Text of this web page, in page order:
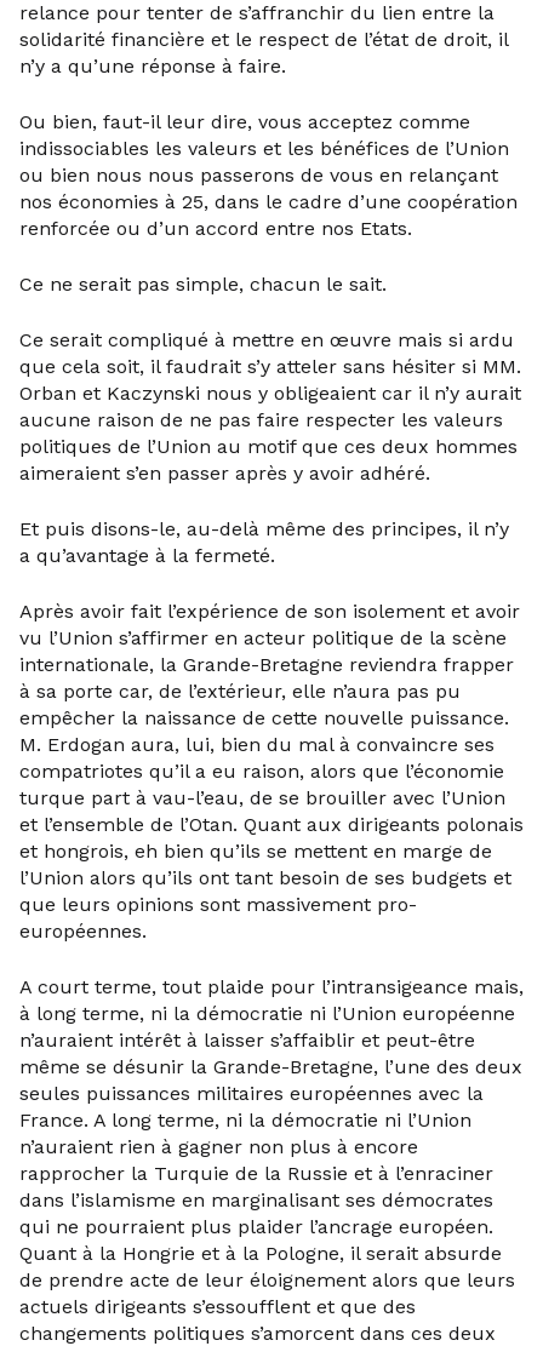
relance pour tenter de s’affranchir du lien entre la
solidarité financière et le respect de l’état de droit, il
n’y a qu’une réponse à faire.
Ou bien, faut-il leur dire, vous acceptez comme
indissociables les valeurs et les bénéfices de l’Union
ou bien nous nous passerons de vous en relançant
nos économies à 25, dans le cadre d’une coopération
renforcée ou d’un accord entre nos Etats.
Ce ne serait pas simple, chacun le sait.
Ce serait compliqué à mettre en œuvre mais si ardu
que cela soit, il faudrait s’y atteler sans hésiter si MM.
Orban et Kaczynski nous y obligeaient car il n’y aurait
aucune raison de ne pas faire respecter les valeurs
politiques de l’Union au motif que ces deux hommes
aimeraient s’en passer après y avoir adhéré.
Et puis disons-le, au-delà même des principes, il n’y
a qu’avantage à la fermeté.
Après avoir fait l’expérience de son isolement et avoir
vu l’Union s’affirmer en acteur politique de la scène
internationale, la Grande-Bretagne reviendra frapper
à sa porte car, de l’extérieur, elle n’aura pas pu
empêcher la naissance de cette nouvelle puissance.
M. Erdogan aura, lui, bien du mal à convaincre ses
compatriotes qu’il a eu raison, alors que l’économie
turque part à vau-l’eau, de se brouiller avec l’Union
et l’ensemble de l’Otan. Quant aux dirigeants polonais
et hongrois, eh bien qu’ils se mettent en marge de
l’Union alors qu’ils ont tant besoin de ses budgets et
que leurs opinions sont massivement pro-
européennes.
A court terme, tout plaide pour l’intransigeance mais,
à long terme, ni la démocratie ni l’Union européenne
n’auraient intérêt à laisser s’affaiblir et peut-être
même se désunir la Grande-Bretagne, l’une des deux
seules puissances militaires européennes avec la
France. A long terme, ni la démocratie ni l’Union
n’auraient rien à gagner non plus à encore
rapprocher la Turquie de la Russie et à l’enraciner
dans l’islamisme en marginalisant ses démocrates
qui ne pourraient plus plaider l’ancrage européen.
Quant à la Hongrie et à la Pologne, il serait absurde
de prendre acte de leur éloignement alors que leurs
actuels dirigeants s’essoufflent et que des
changements politiques s’amorcent dans ces deux